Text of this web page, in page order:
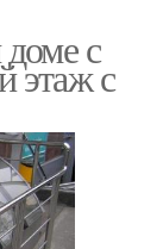
с
этаж с